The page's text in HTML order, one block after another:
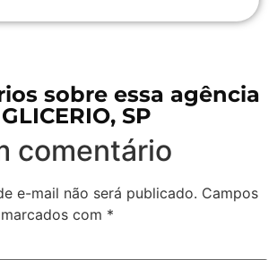
sobre essa agência
GLICERIO, SP
comentário
e-mail não será publicado. Campos
com *